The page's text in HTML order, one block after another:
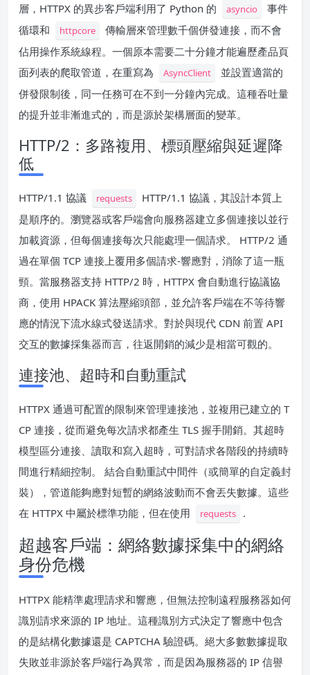
層，HTTPX 的異步客戶端利用了 Python 的
asyncio
事件
循環和
httpcore
傳輸層來管理數千個併發連接，而不會
佔用操作系統線程。一個原本需要二十分鐘才能遍歷產品頁
面列表的爬取管道，在重寫為
AsyncClient
並設置適當的
併發限制後，同一任務可在不到一分鐘內完成。這種吞吐量
的提升並非漸進式的，而是源於架構層面的變革。
HTTP/2：多路複用、標頭壓縮與延遲降
低
HTTP/1.1 協議 requests
HTTP/1.1 協議，其設計本質上
是順序的。瀏覽器或客戶端會向服務器建立多個連接以並行
加載資源，但每個連接每次只能處理一個請求。 HTTP/2 通
過在單個 TCP 連接上覆用多個請求-響應對，消除了這一瓶
頸。當服務器支持 HTTP/2 時，HTTPX 會自動進行協議協
商，使用 HPACK 算法壓縮頭部，並允許客戶端在不等待響
應的情況下流水線式發送請求。對於與現代 CDN 前置 API
交互的數據採集器而言，往返開銷的減少是相當可觀的。
連接池、超時和自動重試
HTTPX 通過可配置的限制來管理連接池，並複用已建立的 T
CP 連接，從而避免每次請求都產生 TLS 握手開銷。其超時
模型區分連接、讀取和寫入超時，可對請求各階段的持續時
間進行精細控制。 結合自動重試中間件（或簡單的自定義封
裝），管道能夠應對短暫的網絡波動而不會丟失數據。這些
在 HTTPX 中屬於標準功能，但在使用
requests .
超越客戶端：網絡數據採集中的網絡
身份危機
HTTPX 能精準處理請求和響應，但無法控制遠程服務器如何
識別請求來源的 IP 地址。這種識別方式決定了響應中包含
的是結構化數據還是 CAPTCHA 驗證碼。絕大多數數據提取
失敗並非源於客戶端行為異常，而是因為服務器的 IP 信譽